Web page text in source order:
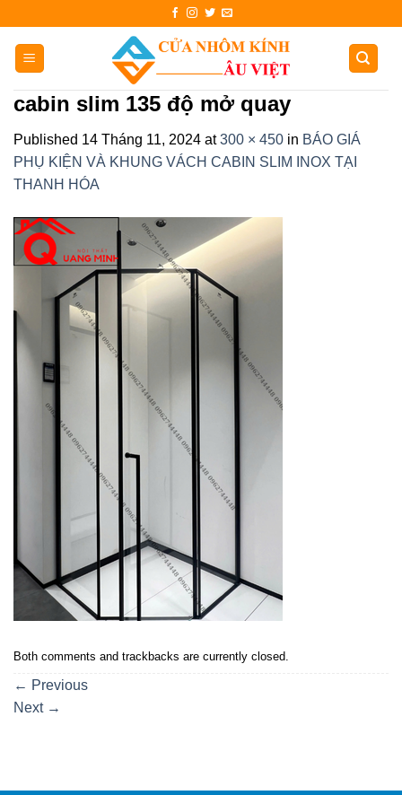
content
cabin slim 135 độ mở quay
Published 14 Tháng 11, 2024 at300 × 450 in BÁO GIÁ
PHỤ KIỆN VÀ KHUNG VÁCH CABIN SLIM INOX TẠI
THANH HÓA
Both comments and trackbacks are currently closed.
← Previous
Next →